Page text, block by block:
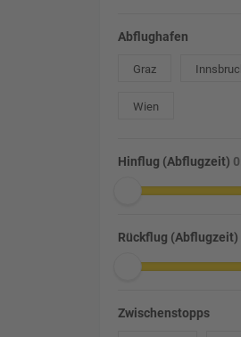
Abflughafen
Graz
Wien
Hinflug (Abflugzeit)
Rückflug (Abflugzeit)
Zwischenstopps